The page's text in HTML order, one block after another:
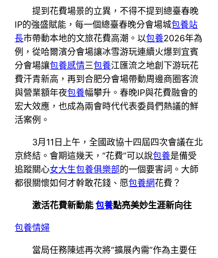
提到花費場景的立異，不得不提到總臺春晚
IP的強盛賦能，每一個總臺春晚分會場城包養站
長市帶動本地的文旅花費高潮。以包養2026年為
例，從哈爾濱分會場讓冰雪游玩連續火爆到宜賓
分會場讓包養感情三包養江匯流之地創下游玩花
費汗青新高，再到合肥分會場帶動周邊商圈客流
與營業額年夜包養幅攀升。春晚IP與花費融會的
宏大效應，也成為兩會時代代表委員們熱議的鮮
活案例。
3月11日上午，全國政協十四屆四次會議在北
京終結。會期這幾天，“花費”可以說包養是備受
追蹤關心女大生包養俱樂部的一個要害詞。大師
都很關懷如何才幹敢花錢、愿包養網花費？
激活花費新動能包養點亮美妙生涯新向往
包養情婦
當局任務陳述再次將“擴展內需”作為主要任